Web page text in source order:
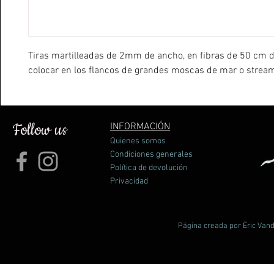
Tiras martilleadas de 2mm de ancho, en fibras de 50 cm
colocar en los flancos de grandes moscas de mar o
Follow us INFORMACIÓN
Quienes somos
Condiciones generales
Política de devolución
Privacidad
Página creada por Èric